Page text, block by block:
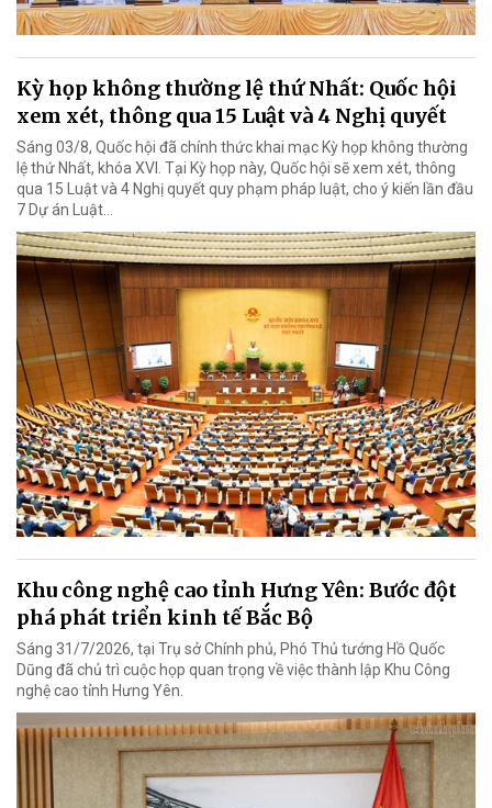
Kỳ họp không thường lệ thứ Nhất: Quốc hội
xem xét, thông qua 15 Luật và 4 Nghị quyết
Sáng 03/8, Quốc hội đã chính thức khai mạc Kỳ họp không thường
lệ thứ Nhất, khóa XVI. Tại Kỳ họp này, Quốc hội sẽ xem xét, thông
qua 15 Luật và 4 Nghị quyết quy phạm pháp luật, cho ý kiến lần đầu
7 Dự án Luật…
Khu công nghệ cao tỉnh Hưng Yên: Bước đột
phá phát triển kinh tế Bắc Bộ
Sáng 31/7/2026, tại Trụ sở Chính phủ, Phó Thủ tướng Hồ Quốc
Dũng đã chủ trì cuộc họp quan trọng về việc thành lập Khu Công
nghệ cao tỉnh Hưng Yên.